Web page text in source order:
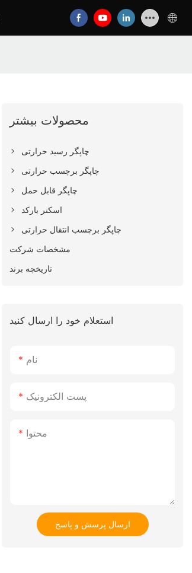
محصولات بیشتر
چاپگر رسید حرارتی
چاپگر برچسب حرارتی
چاپگر قابل حمل
اسکنر بارکد
چاپگر برچسب انتقال حرارتی
مشخصات شرکت
تاریخچه برند
استعلام خود را ارسال کنید
نام
پست الکترونیک
محتوا
ارسال پرسش و پاسخ